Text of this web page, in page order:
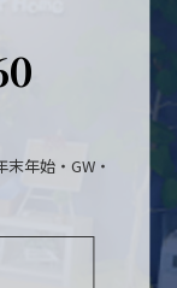
年始・GW・